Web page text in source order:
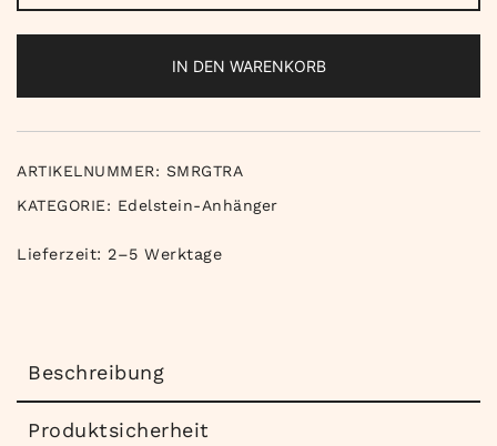
Trommelstein
Stiftöse
Menge
IN DEN WARENKORB
ARTIKELNUMMER: SMRGTRA
KATEGORIE: Edelstein-Anhänger
Lieferzeit: 2–5 Werktage
Beschreibung
Produktsicherheit